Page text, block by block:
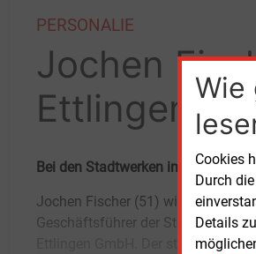
Wie
Cookies
Durch
Details
PERSONALIE
Jochen
Ettlingen
Bei den Stadtwerken in der
Jochen Fischer (51) wird Anfang
Geschäftsführer der Stadtwerke
Ettlingen GmbH. Der studierte
Eberhard Oehler, der im
Ruhestand gehen wird.Fischer ist seit 2010